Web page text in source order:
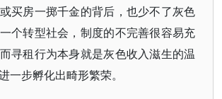
买房一掷千金的背后，也少不了灰色
个转型社会，制度的不完善很容易充
寻租行为本身就是灰色收入滋生的温
一步孵化出畸形繁荣。